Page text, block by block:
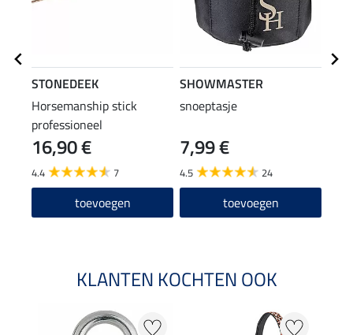
STONEDEEK
Horsemanship stick
professioneel
16,90 €
4.4 7
toevoegen
SHOWMASTER
snoeptasje
7,99 €
4.5 24
toevoegen
KLANTEN KOCHTEN OOK